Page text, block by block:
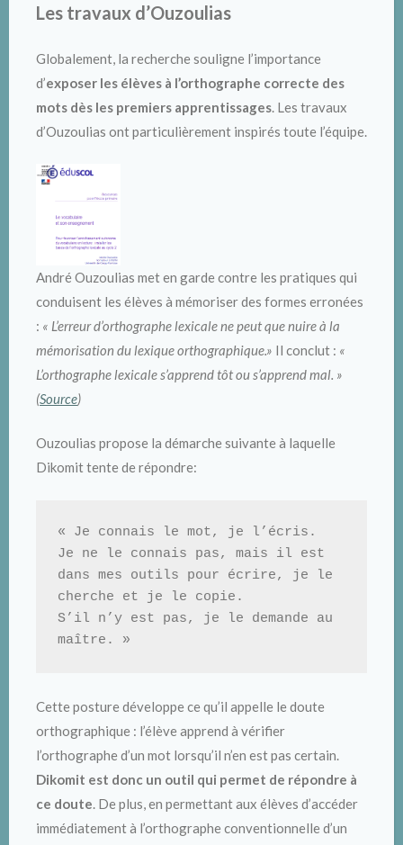
Les travaux d’Ouzoulias
Globalement, la recherche souligne l’importance
d’exposer les élèves à l’orthographe correcte des
mots dès les premiers apprentissages. Les travaux
d’Ouzoulias ont particulièrement inspirés toute l’équipe.
André Ouzoulias met en garde contre les pratiques qui
conduisent les élèves à mémoriser des formes erronées
: « L’erreur d’orthographe lexicale ne peut que nuire à la
mémorisation du lexique orthographique.» Il conclut : «
L’orthographe lexicale s’apprend tôt ou s’apprend mal. »
(Source)
Ouzoulias propose la démarche suivante à laquelle
Dikomit tente de répondre:
« Je connais le mot, je l’écris.
Je ne le connais pas, mais il est
dans mes outils pour écrire, je le
cherche et je le copie.
S’il n’y est pas, je le demande au
maître. »
Cette posture développe ce qu’il appelle le doute
orthographique : l’élève apprend à vérifier
l’orthographe d’un mot lorsqu’il n’en est pas certain.
Dikomit est donc un outil qui permet de répondre à
ce doute. De plus, en permettant aux élèves d’accéder
immédiatement à l’orthographe conventionnelle d’un